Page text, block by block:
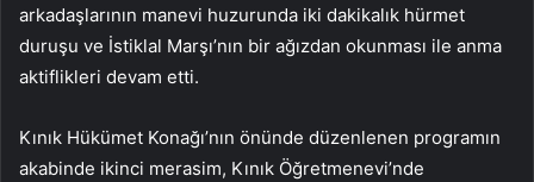
arkadaşlarının manevi huzurunda iki dakikalık hürmet
duruşu ve İstiklal Marşı’nın bir ağızdan okunması ile anma
aktiflikleri devam etti.
Kınık Hükümet Konağı’nın önünde düzenlenen programın
akabinde ikinci merasim, Kınık Öğretmenevi’nde